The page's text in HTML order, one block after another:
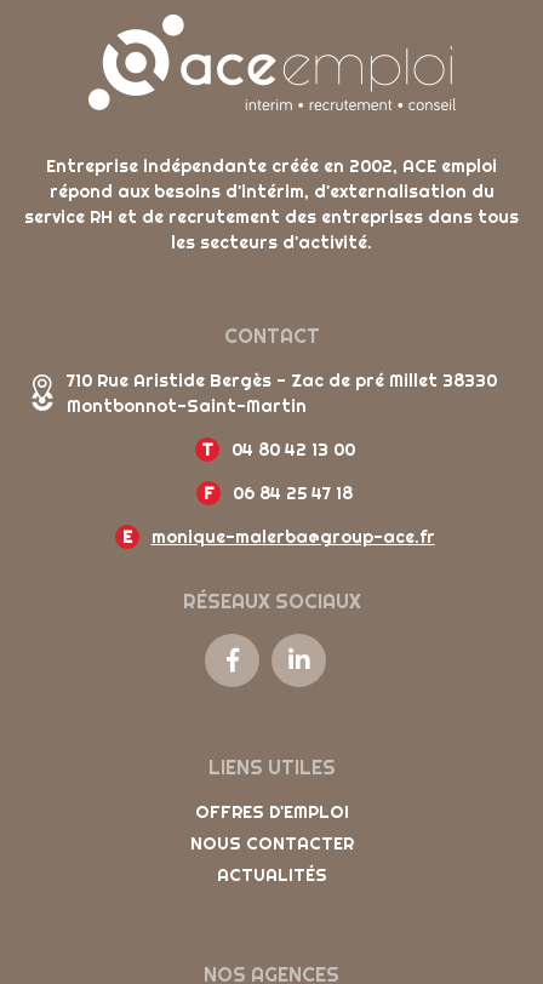
Entreprise indépendante créée en 2002, ACE emploi
répond aux besoins d'intérim, d'externalisation du
service RH et de recrutement des entreprises dans tous
les secteurs d'activité.
CONTACT
710 Rue Aristide Bergès - Zac de pré Millet 38330
Montbonnot-Saint-Martin
T
04 80 42 13 00
F
06 84 25 47 18
E
monique-malerba@group-ace.fr
RÉSEAUX SOCIAUX
LIENS UTILES
OFFRES D'EMPLOI
NOUS CONTACTER
ACTUALITÉS
NOS AGENCES